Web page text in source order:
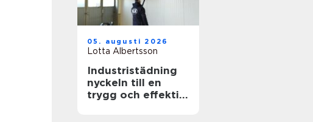
05. augusti 2026
Lotta Albertsson
Industristädning
nyckeln till en
trygg och effektiv